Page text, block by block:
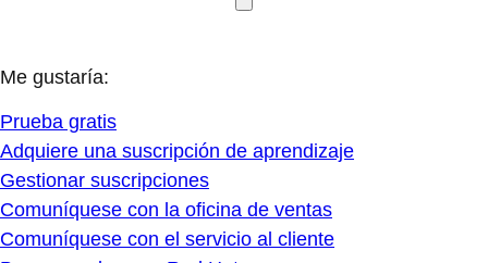
Me gustaría:
Prueba gratis
Adquiere una suscripción de aprendizaje
Gestionar suscripciones
Comuníquese con la oficina de ventas
Comuníquese con el servicio al cliente